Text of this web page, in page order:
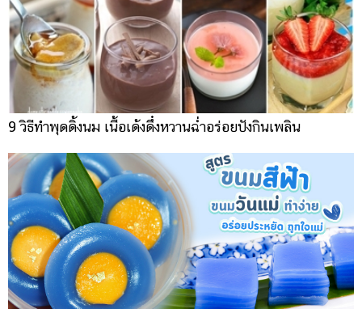
9 วิธีทำพุดดิ้งนม เนื้อเด้งดึ๋งหวานฉ่ำอร่อยปังกินเพลิน